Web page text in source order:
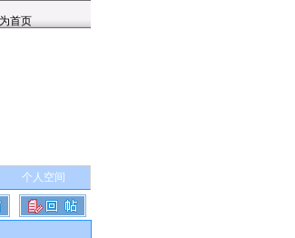
个人空间